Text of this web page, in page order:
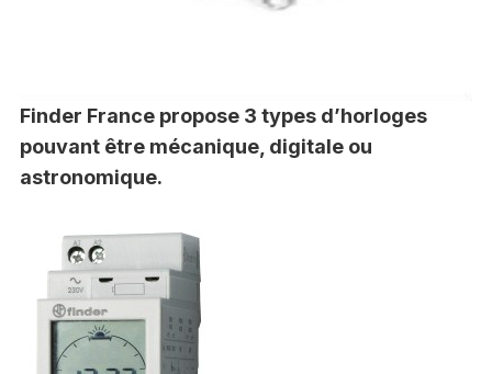
Finder France propose 3 types d’horloges
pouvant être mécanique, digitale ou
astronomique.